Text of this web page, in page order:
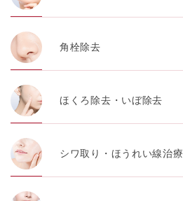
【個人情報の管理体制について】
に蓄積・保管し、当該個人情報へ
失・破壊・改ざんおよび漏洩等を
つ適切な組織的・人的・物理的・
ます。
【個人情報の共同利用について】
TCBグループは、【利用目的】達
得情報を共同して利用することが
アライアンスが個人情報の管理に
す。
一般社団法人メディカルアライア
角栓除去
ほくろ除去・いぼ除去
シワ取り・ほうれい線治療